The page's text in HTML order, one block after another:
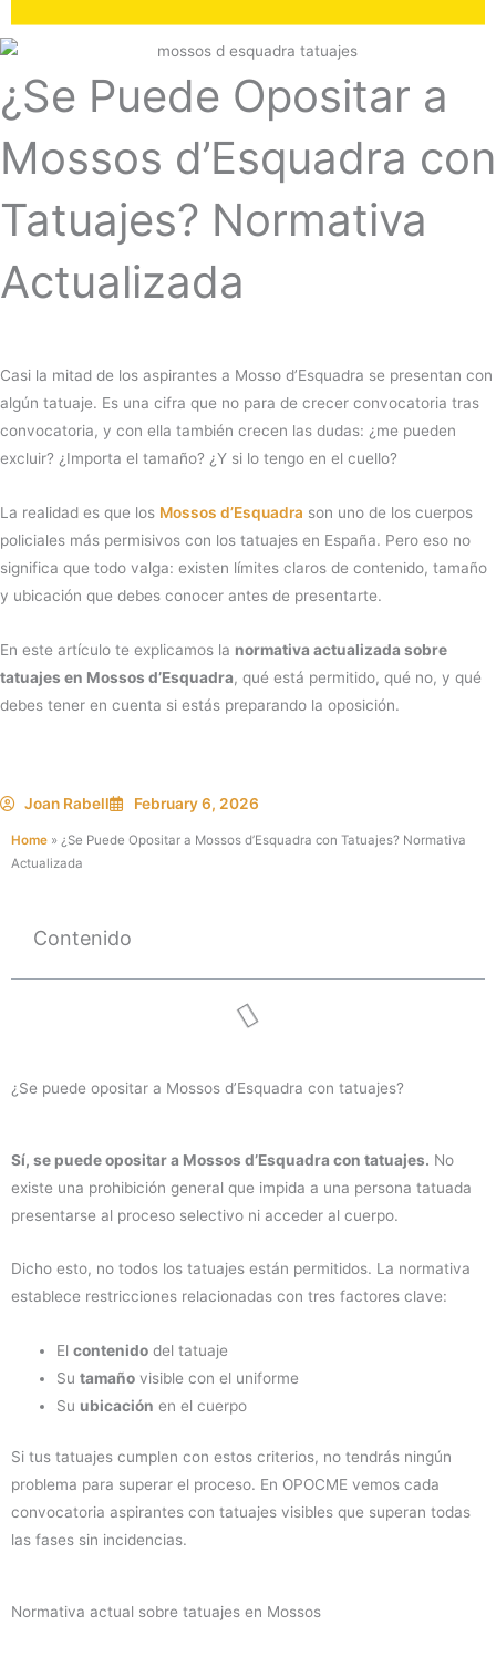
¿Se Puede Opositar a
Mossos d’Esquadra con
Tatuajes? Normativa
Actualizada
Casi la mitad de los aspirantes a Mosso d’Esquadra se presentan con
algún tatuaje. Es una cifra que no para de crecer convocatoria tras
convocatoria, y con ella también crecen las dudas: ¿me pueden
excluir? ¿Importa el tamaño? ¿Y si lo tengo en el cuello?
La realidad es que los Mossos d’Esquadra son uno de los cuerpos
policiales más permisivos con los tatuajes en España. Pero eso no
significa que todo valga: existen límites claros de contenido, tamaño
y ubicación que debes conocer antes de presentarte.
En este artículo te explicamos la normativa actualizada sobre
tatuajes en Mossos d’Esquadra, qué está permitido, qué no, y qué
debes tener en cuenta si estás preparando la oposición.
Joan Rabell February 6, 2026
Home » ¿Se Puede Opositar a Mossos d’Esquadra con Tatuajes? Normativa
Actualizada
Contenido
¿Se puede opositar a Mossos d’Esquadra con tatuajes?
Sí, se puede opositar a Mossos d’Esquadra con tatuajes. No
existe una prohibición general que impida a una persona tatuada
presentarse al proceso selectivo ni acceder al cuerpo.
Dicho esto, no todos los tatuajes están permitidos. La normativa
establece restricciones relacionadas con tres factores clave:
Elcontenido del tatuaje
Sutamaño visible con el uniforme
Su ubicación en el cuerpo
Si tus tatuajes cumplen con estos criterios, no tendrás ningún
problema para superar el proceso. En OPOCME vemos cada
convocatoria aspirantes con tatuajes visibles que superan todas
las fases sin incidencias.
Normativa actual sobre tatuajes en Mossos